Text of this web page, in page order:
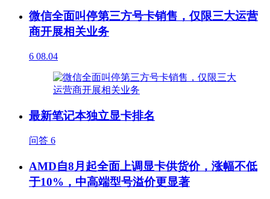
微信全面叫停第三方号卡销售，仅限三大运营
商开展相关业务
6 08.04
最新笔记本独立显卡排名
问答 6
AMD自8月起全面上调显卡供货价，涨幅不低
于10%，中高端型号溢价更显著